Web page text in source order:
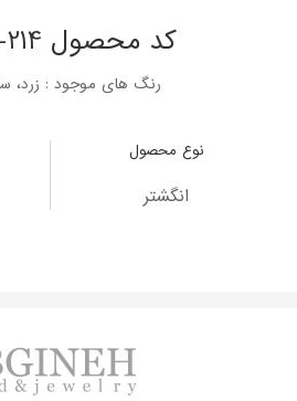
کد محصول CR004-214
رنگ های موجود : زرد،
نوع محصول
انگشتر